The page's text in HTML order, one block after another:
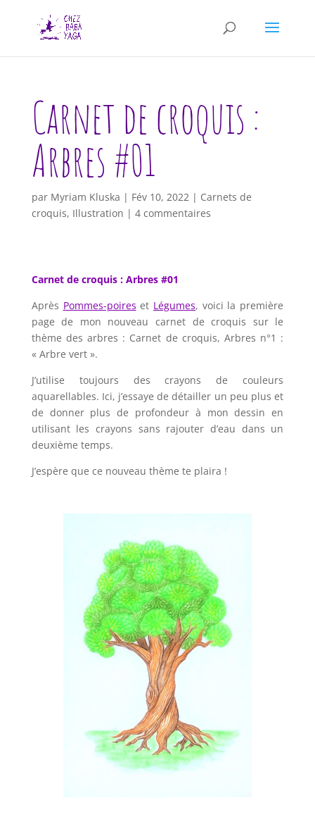
Carnet de croquis :
Arbres #01
par Myriam Kluska | Fév 10, 2022| Carnets de
croquis, Illustration | 4 commentaires
Carnet de croquis : Arbres #01
Après Pommes-poires et Légumes, voici la première
page de mon nouveau carnet de croquis sur le
thème des arbres : Carnet de croquis, Arbres n°1 :
« Arbre vert ».
J’utilise toujours des crayons de couleurs
aquarellables. Ici, j’essaye de détailler un peu plus et
de donner plus de profondeur à mon dessin en
utilisant les crayons sans rajouter d’eau dans un
deuxième temps.
J’espère que ce nouveau thème te plaira !